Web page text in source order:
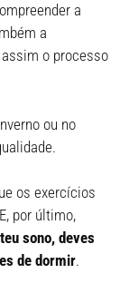
a
a
o processo
ou no
os exercícios
por último,
sono, deves
de dormir.